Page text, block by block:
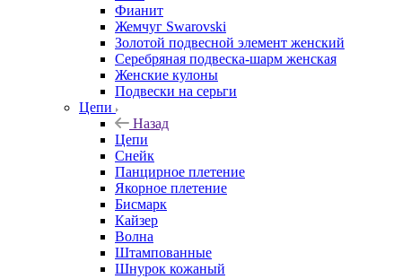
Фианит
Жемчуг Swarovski
Золотой подвесной элемент женcкий
Серебряная подвеска-шарм женская
Женские кулоны
Подвески на серьги
Цепи
Назад
Цепи
Снейк
Панцирное плетение
Якорное плетение
Бисмарк
Кайзер
Волна
Штампованные
Шнурок кожаный